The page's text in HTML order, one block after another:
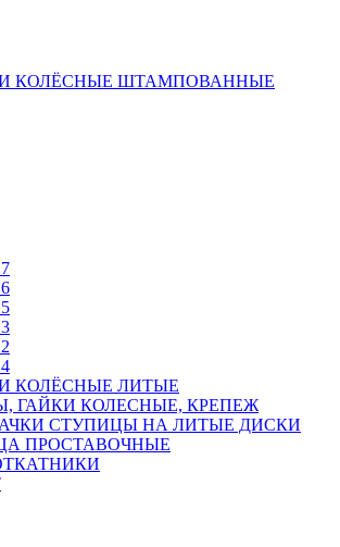
КОЛЁСНЫЕ ШТАМПОВАННЫЕ
КОЛЁСНЫЕ ЛИТЫЕ
ГАЙКИ КОЛЕСНЫЕ, КРЕПЕЖ
СТУПИЦЫ НА ЛИТЫЕ ДИСКИ
ПРОСТАВОЧНЫЕ